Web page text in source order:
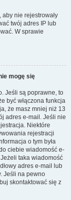
aby nie rejestrowały
twój adres IP lub
W sprawie
mogę się
Jeśli są poprawne, to
być włączona funkcja
że masz mniej niż 13
adres e-mail. Jeśli nie
Niektóre
rejestracji
o tym była
ciebie wiadomość e-
taka wiadomość
adres e-mail lub
Jeśli na pewno
skontaktować się z